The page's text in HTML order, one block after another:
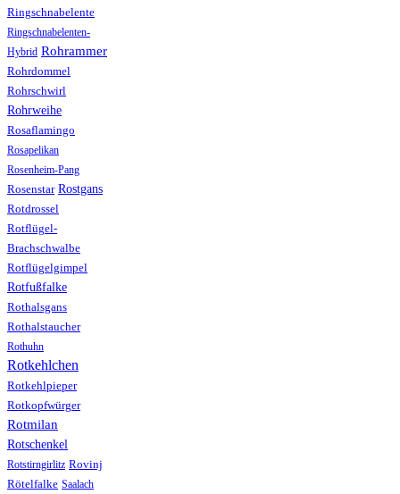
Ringschnabelente
Ringschnabelenten-
Hybrid Rohrammer
Rohrdommel
Rohrschwirl
Rohrweihe
Rosaflamingo
Rosapelikan
Rosenheim-Pang
Rosenstar Rostgans
Rotdrossel
Rotflügel-
Brachschwalbe
Rotflügelgimpel
Rotfußfalke
Rothalsgans
Rothalstaucher
Rothuhn
Rotkehlchen
Rotkehlpieper
Rotkopfwürger
Rotmilan
Rotschenkel
Rotstirngirlitz Rovinj
Rötelfalke Saalach